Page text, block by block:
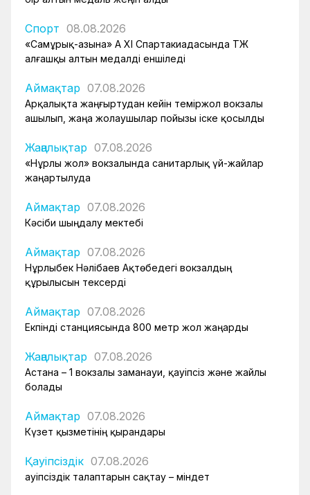
Спорт 08.08.2026
«Самұрық-Қазына» АҚ XI Спартакиадасында ҚТЖ
алғашқы алтын медалді еншіледі
Аймақтар 07.08.2026
Арқалықта жаңғыртудан кейін теміржол вокзалы
ашылып, жаңа жолаушылар пойызы іске қосылды
Жаңалықтар 07.08.2026
«Нұрлы жол» вокзалында санитарлық үй-жайлар
жаңартылуда
Аймақтар 07.08.2026
Кәсіби шыңдалу мектебі
Аймақтар 07.08.2026
Нұрлыбек Нәлібаев Ақтөбедегі вокзалдың
құрылысын тексерді
Аймақтар 07.08.2026
Екпінді станциясында 800 метр жол жаңарды
Жаңалықтар 07.08.2026
Астана – 1 вокзалы заманауи, қауіпсіз және жайлы
болады
Аймақтар 07.08.2026
Күзет қызметінің қырандары
Қауіпсіздік 07.08.2026
Қауіпсіздік талаптарын сақтау – міндет